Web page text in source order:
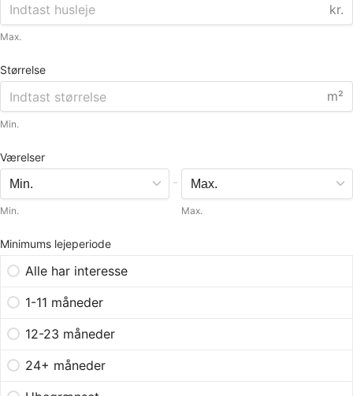
kr.
Max.
Størrelse
m²
Min.
Værelser
Min.
-
Max.
Minimums lejeperiode
Alle har interesse
1-11 måneder
12-23 måneder
24+ måneder